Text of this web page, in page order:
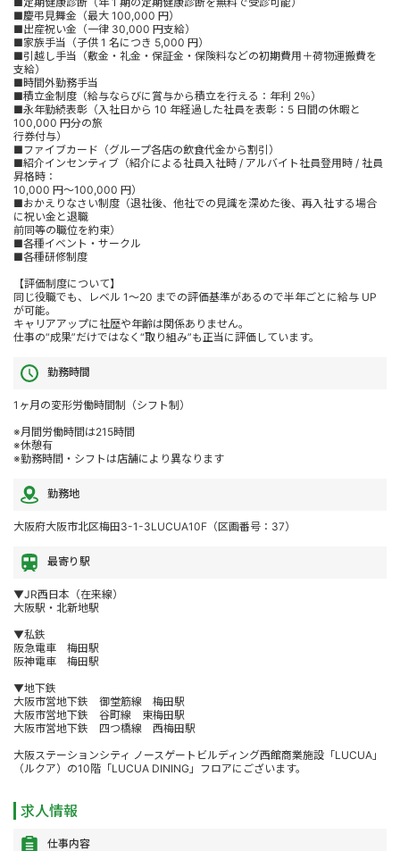
■慶弔見舞金（最大 100,000 円）
■出産祝い金（一律 30,000 円支給）
■家族手当（子供 1 名につき 5,000 円）
■引越し手当（敷金・礼金・保証金・保険料などの初期費用＋荷物運搬費を
支給）
■時間外勤務手当
■積立金制度（給与ならびに賞与から積立を行える：年利 2％）
■永年勤続表彰（入社日から 10 年経過した社員を表彰：5 日間の休暇と
100,000 円分の旅
行券付与）
■ファイブカード（グループ各店の飲食代金から割引）
■紹介インセンティブ（紹介による社員入社時 / アルバイト社員登用時 / 社員
昇格時：
10,000 円～100,000 円）
■おかえりなさい制度（退社後、他社での見識を深めた後、再入社する場合
に祝い金と退職
前同等の職位を約束）
■各種イベント・サークル
■各種研修制度
【評価制度について】
同じ役職でも、レベル 1～20 までの評価基準があるので半年ごとに給与 UP
が可能。
キャリアアップに社歴や年齢は関係ありません。
仕事の“成果”だけではなく“取り組み”も正当に評価しています。
勤務時間
1ヶ月の変形労働時間制（シフト制）
※月間労働時間は215時間
※休憩有
※勤務時間・シフトは店舗により異なります
勤務地
大阪府大阪市北区梅田3-1-3LUCUA10F（区画番号：37）
最寄り駅
▼JR西日本（在来線）
大阪駅・北新地駅
▼私鉄
阪急電車 梅田駅
阪神電車 梅田駅
▼地下鉄
大阪市営地下鉄 御堂筋線 梅田駅
大阪市営地下鉄 谷町線 東梅田駅
大阪市営地下鉄 四つ橋線 西梅田駅
大阪ステーションシティ ノースゲートビルディング西館商業施設「LUCUA」
（ルクア）の10階「LUCUA DINING」フロアにございます。
求人情報
仕事内容